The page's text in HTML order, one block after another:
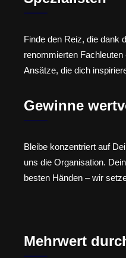
Finde den Reiz, die dank
renommierten
Ansätze, die dich
Gewinne
Bleibe konzentriert auf
uns die Organisation.
besten Händen – wir
Mehrwert